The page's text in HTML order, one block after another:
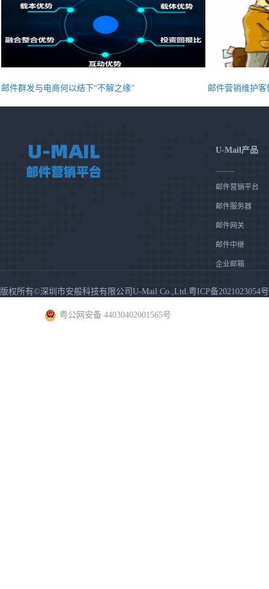
邮件群发与电商何以结下“不解之缘” 邮件营销维护
U-Mail产品
邮件营销平台
邮件服务器
邮件网关
邮件中继
企业邮箱
版权所有©深圳市安般科技有限公司U-Mail Co.,Ltd.粤ICP备2021023054号
粤公网安备 44030402001565号